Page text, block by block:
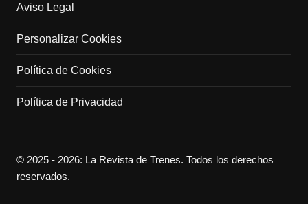
Aviso Legal
Personalizar Cookies
Política de Cookies
Política de Privacidad
© 2025 - 2026: La Revista de Trenes. Todos los derechos
reservados.